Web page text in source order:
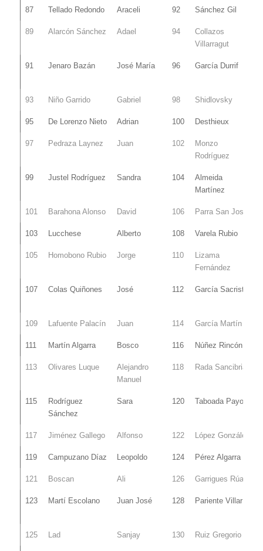
87 Tellado Redondo Araceli 92 Sánchez Gil
89 Alarcón Sánchez Adael 94
Collazos
Villarragut
91 Jenaro Bazán José María 96 García Durrif
93 Niño Garrido Gabriel 98 Shidlovsky
95 De Lorenzo Nieto Adrian 100 Desthieux
97 Pedraza Laynez Juan 102
Monzo
Rodríguez
99 Justel Rodríguez Sandra 104
Almeida
Martínez
101 Barahona Alonso David 106 Parra San José
103 Lucchese Alberto 108 Varela Rubio
105 Homobono Rubio Jorge 110
Lizama
Fernández
107 Colas Quiñones José 112 García Sacristán
109 Lafuente Palacín Juan 114 García Martín
111 Martín Algarra Bosco 116 Núñez Rincón
113 Olivares Luque
Alejandro
Manuel
118 Rada Sancibrian
115
Rodríguez
Sánchez
Sara 120 Taboada Payo
117 Jiménez Gallego Alfonso 122 López González
119 Campuzano Díaz Leopoldo 124 Pérez Algarra
121 Boscan Ali 126 Garrigues Rúa
123 Martí Escolano Juan José 128 Pariente Villar
125 Lad Sanjay 130 Ruiz Gregorio